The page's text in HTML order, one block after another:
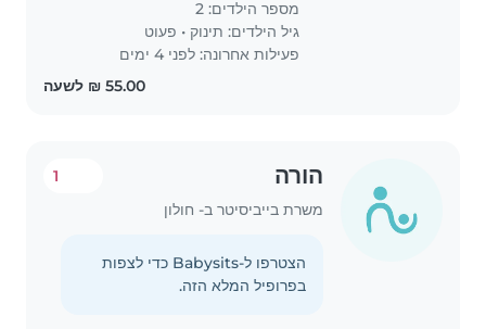
מספר הילדים: 2
גיל הילדים: תינוק • פעוט
פעילות אחרונה: לפני 4 ימים
הורה
משרת בייביסיטר ב- חולון
1
הצטרפו ל-Babysits כדי לצפות
בפרופיל המלא הזה.